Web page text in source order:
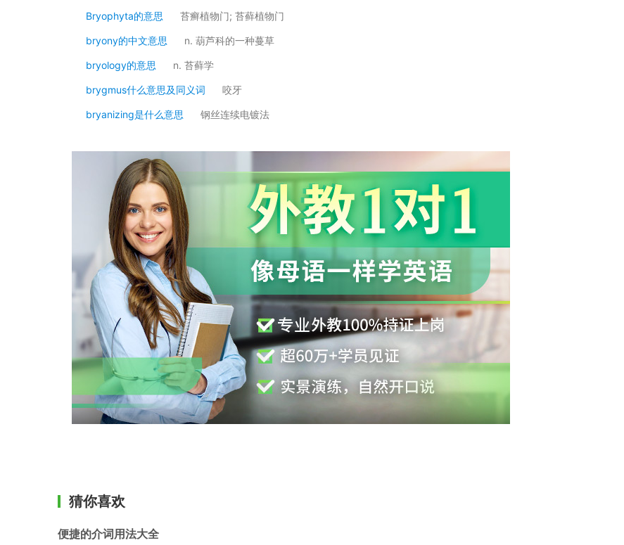
Bryophyta的意思 苔癣植物门; 苔藓植物门
bryony的中文意思 n. 葫芦科的一种蔓草
bryology的意思 n. 苔藓学
brygmus什么意思及同义词 咬牙
bryanizing是什么意思 钢丝连续电镀法
猜你喜欢
便捷的介词用法大全